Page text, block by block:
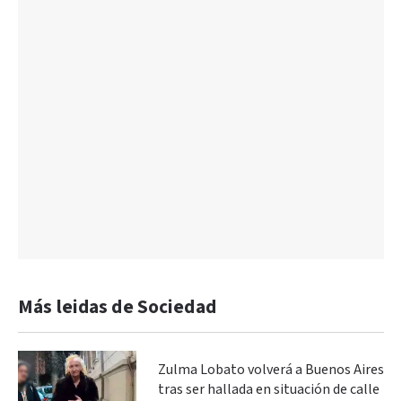
Más leidas de Sociedad
Zulma Lobato volverá a Buenos Aires
tras ser hallada en situación de calle